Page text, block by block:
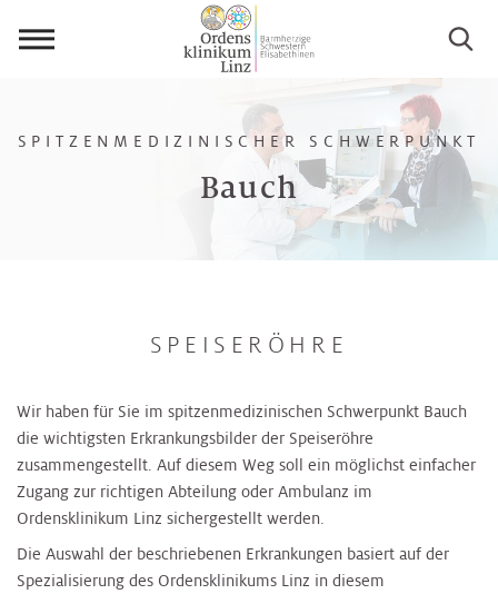
Bauch
SPITZENMEDIZINISCHER SCHWERPUNKT
SPEISERÖHRE
Wir haben für Sie im spitzenmedizinischen Schwerpunkt Bauch
die wichtigsten Erkrankungsbilder der Speiseröhre
zusammengestellt. Auf diesem Weg soll ein möglichst einfacher
Zugang zur richtigen Abteilung oder Ambulanz im
Ordensklinikum Linz sichergestellt werden.
Die Auswahl der beschriebenen Erkrankungen basiert auf der
Spezialisierung des Ordensklinikums Linz in diesem